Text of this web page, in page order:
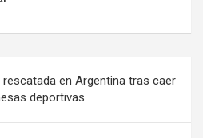
en Argentina tras caer
deportivas